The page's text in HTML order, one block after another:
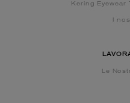
Kering Eyewear
I
Le